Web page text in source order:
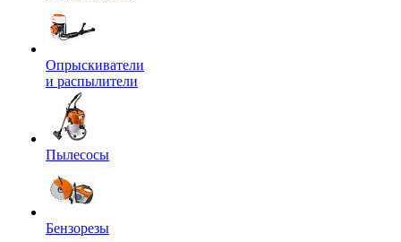
Опрыскиватели
и распылители
Пылесосы
Бензорезы